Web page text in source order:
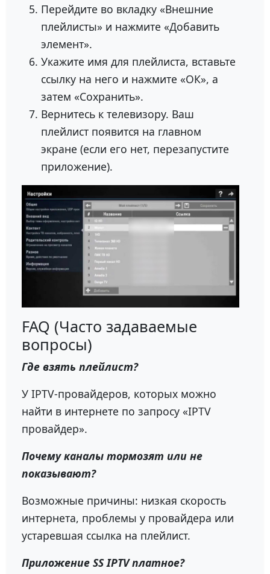
Перейдите во вкладку «Внешние
плейлисты» и нажмите «Добавить
элемент».
Укажите имя для плейлиста, вставьте
ссылку на него и нажмите «ОК», а
затем «Сохранить».
Вернитесь к телевизору. Ваш
плейлист появится на главном
экране (если его нет, перезапустите
приложение).
FAQ (Часто задаваемые
вопросы)
Где взять плейлист?
У IPTV-провайдеров, которых можно
найти в интернете по запросу «IPTV
провайдер».
Почему каналы тормозят или не
показывают?
Возможные причины: низкая скорость
интернета, проблемы у провайдера или
устаревшая ссылка на плейлист.
Приложение SS IPTV платное?